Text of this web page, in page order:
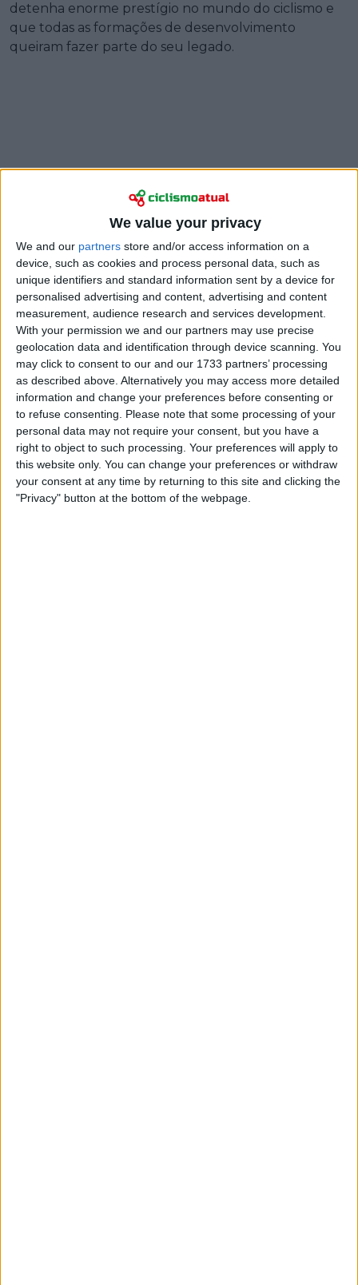
We value your privacy
We and our partners store and/or access information on a
device, such as cookies and process personal data, such as
unique identifiers and standard information sent by a device for
personalised advertising and content, advertising and content
measurement, audience research and services development.
With your permission we and our partners may use precise
geolocation data and identification through device scanning. You
may click to consent to our and our 1733 partners’ processing
as described above. Alternatively you may access more detailed
information and change your preferences before consenting or
to refuse consenting.
Please note that some processing of your
personal data may not require your consent, but you have a
right to object to such processing. Your preferences will apply to
this website only. You can change your preferences or withdraw
your consent at any time by returning to this site and clicking the
"Privacy" button at the bottom of the webpage.
detenha enorme prestígio no mundo do ciclismo e
que todas as formações de desenvolvimento
queiram fazer parte do seu legado.
Com até (e por vezes mais de) 50 candidaturas para
um máximo de 30-35 vagas de equipas, os
organizadores deparam-se frequentemente com
escolhas difíceis na seleção dos participantes, ainda
que sejam “boas dores de cabeça”. Ou assim parecia,
mas a entidade organizadora - recentemente
designada RCS Sport - optou por uma medida